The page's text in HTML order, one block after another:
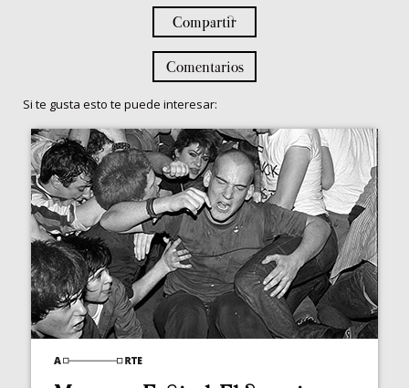
Compartir
Comentarios
Si te gusta esto te puede interesar: